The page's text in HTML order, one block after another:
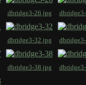
dbridge3-26.jpg
dbridge3-32.jpg
dbridge3-38.jpg